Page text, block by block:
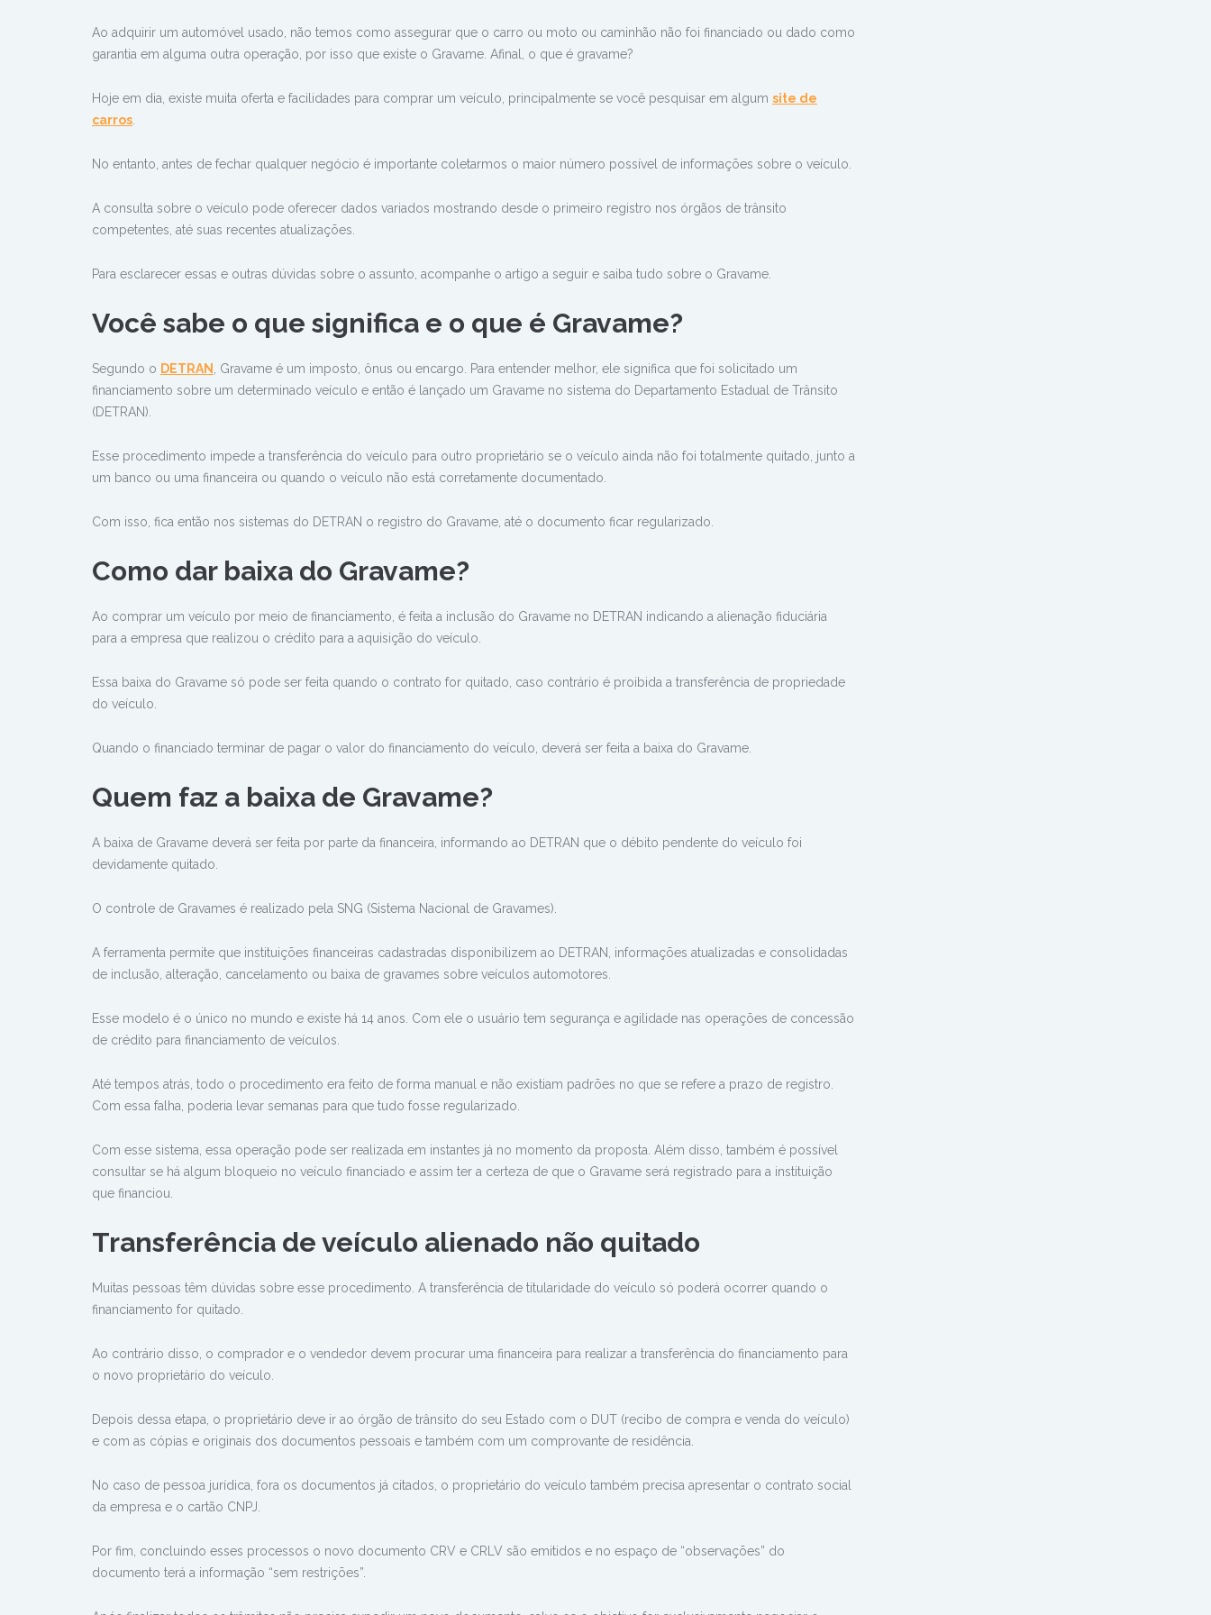
Ao adquirir um automóvel usado, não temos como assegurar que o carro ou moto ou caminhão não foi financiado ou dado como
garantia em alguma outra operação, por isso que existe o Gravame. Afinal, o que é gravame?
Hoje em dia, existe muita oferta e facilidades para comprar um veículo, principalmente se você pesquisar em algum site de
carros
No entanto, antes de fechar qualquer negócio é importante coletarmos o maior número possível de informações sobre o veículo.
A consulta sobre o veículo pode oferecer dados variados mostrando desde o primeiro registro nos órgãos de trânsito
competentes, até suas recentes atualizações.
Para esclarecer essas e outras dúvidas sobre o assunto, acompanhe o artigo a seguir e saiba tudo sobre o Gravame.
Você sabe o que significa e o que é Gravame?
Segundo o DETRAN
, Gravame é um imposto, ônus ou encargo. Para entender melhor, ele significa que foi solicitado um
financiamento sobre um determinado veículo e então é lançado um Gravame no sistema do Departamento Estadual de Trânsito
(DETRAN).
Esse procedimento impede a transferência do veículo para outro proprietário se o veículo ainda não foi totalmente quitado, junto a
um banco ou uma financeira ou quando o veículo não está corretamente documentado.
Com isso, fica então nos sistemas do DETRAN o registro do Gravame, até o documento ficar regularizado.
Como dar baixa do Gravame?
Ao comprar um veículo por meio de financiamento, é feita a inclusão do Gravame no DETRAN indicando a alienação fiduciária
para a empresa que realizou o crédito para a aquisição do veículo.
Essa baixa do Gravame só pode ser feita quando o contrato for quitado, caso contrário é proibida a transferência de propriedade
do veículo.
Quando o financiado terminar de pagar o valor do financiamento do veículo, deverá ser feita a baixa do Gravame.
Quem faz a baixa de Gravame?
A baixa de Gravame deverá ser feita por parte da financeira, informando ao DETRAN que o débito pendente do veículo foi
devidamente quitado.
O controle de Gravames é realizado pela SNG (Sistema Nacional de Gravames).
A ferramenta permite que instituições financeiras cadastradas disponibilizem ao DETRAN, informações atualizadas e consolidadas
de inclusão, alteração, cancelamento ou baixa de gravames sobre veículos automotores.
Esse modelo é o único no mundo e existe há 14 anos. Com ele o usuário tem segurança e agilidade nas operações de concessão
de crédito para financiamento de veículos.
Até tempos atrás, todo o procedimento era feito de forma manual e não existiam padrões no que se refere a prazo de registro.
Com essa falha, poderia levar semanas para que tudo fosse regularizado.
Com esse sistema, essa operação pode ser realizada em instantes já no momento da proposta. Além disso, também é possível
consultar se há algum bloqueio no veículo financiado e assim ter a certeza de que o Gravame será registrado para a instituição
que financiou.
Transferência de veículo alienado não quitado
Muitas pessoas têm dúvidas sobre esse procedimento. A transferência de titularidade do veículo só poderá ocorrer quando o
financiamento for quitado.
Ao contrário disso, o comprador e o vendedor devem procurar uma financeira para realizar a transferência do financiamento para
o novo proprietário do veículo.
Depois dessa etapa, o proprietário deve ir ao órgão de trânsito do seu Estado com o DUT (recibo de compra e venda do veículo)
e com as cópias e originais dos documentos pessoais e também com um comprovante de residência.
No caso de pessoa jurídica, fora os documentos já citados, o proprietário do veículo também precisa apresentar o contrato social
da empresa e o cartão CNPJ.
Por fim, concluindo esses processos o novo documento CRV e CRLV são emitidos e no espaço de “observações” do
documento terá a informação “sem restrições”.